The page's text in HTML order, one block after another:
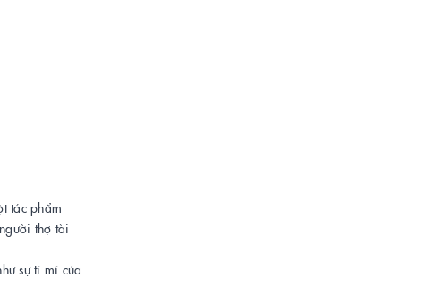
tác phẩm
thợ tài
sự tỉ mỉ của